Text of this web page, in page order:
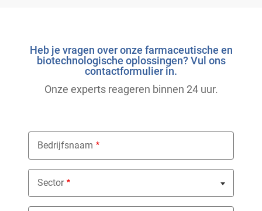
Heb je vragen over onze farmaceutische en
biotechnologische oplossingen? Vul ons
contactformulier in.
Onze experts reageren binnen 24 uur.
Bedrijfsnaam
Sector
Nothing selected